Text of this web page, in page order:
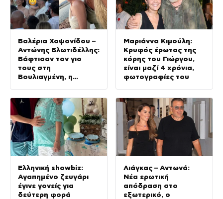
Βαλέρια Χοψονίδου –
Αντώνης Βλωτιδέλλης:
Βάφτισαν τον γιο
τους στη
Βουλιαγμένη, η
καλεσμένοι
Μαριάννα Κιμούλη:
Κρυφός έρωτας της
κόρης του Γιώργου,
είναι μαζί 4 χρόνια,
φωτογραφίες του
Ελληνική showbiz:
Αγαπημένο ζευγάρι
έγινε γονείς για
δεύτερη φορά
Λιάγκας – Αντωνά:
Νέα ερωτική
απόδραση στο
εξωτερικό, ο